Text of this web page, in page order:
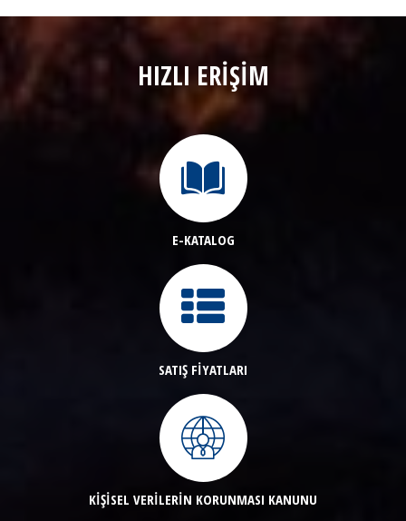
HIZLI ERİŞİM
E-KATALOG
SATIŞ FİYATLARI
KİŞİSEL VERİLERİN KORUNMASI KANUNU